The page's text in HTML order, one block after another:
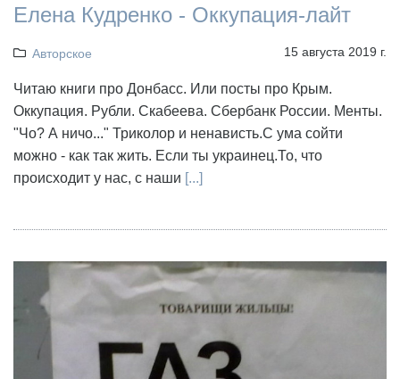
Елена Кудренко - Оккупация-лайт
Авторское 15 августа 2019 г.
Читаю книги про Донбасс. Или посты про Крым.
Оккупация. Рубли. Скабеева. Сбербанк России. Менты.
"Чо? А ничо..." Триколор и ненависть.С ума сойти
можно - как так жить. Если ты украинец.То, что
происходит у нас, с наши [...]